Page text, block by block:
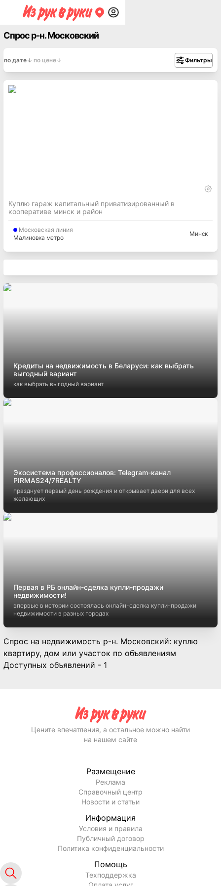
Спрос р-н. Московский
по дате по цене Фильтры
Куплю гараж капитальный приватизированный в
кооперативе минск и район
Московская линия
Малиновка метро
Минск
Кредиты на недвижимость в Беларуси: как выбрать
выгодный вариант
как выбрать выгодный вариант
Экосистема профессионалов: Telegram-канал
PIRMAS24/7REALTY
празднует первый день рождения и открывает двери для всех
желающих
Первая в РБ онлайн-сделка купли-продажи
недвижимости!
впервые в истории состоялась онлайн-сделка купли-продажи
недвижимости в разных городах
Спрос на недвижимость р-н. Московский: куплю
квартиру, дом или участок по объявлениям
Доступных объявлений - 1
Цените впечатления, а остальное можно найти
на нашем сайте
Размещение
Реклама
Справочный центр
Новости и статьи
Информация
Условия и правила
Публичный договор
Политика конфиденциальности
Помощь
Техподдержка